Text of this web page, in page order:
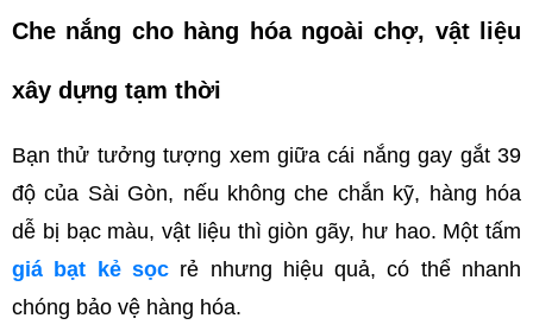
Che nắng cho hàng hóa ngoài chợ, vật liệu
xây dựng tạm thời
Bạn thử tưởng tượng xem giữa cái nắng gay gắt 39
độ của Sài Gòn, nếu không che chắn kỹ, hàng hóa
giá bạt kẻ sọc rẻ nhưng hiệu quả, có thể nhanh
chóng bảo vệ hàng hóa.